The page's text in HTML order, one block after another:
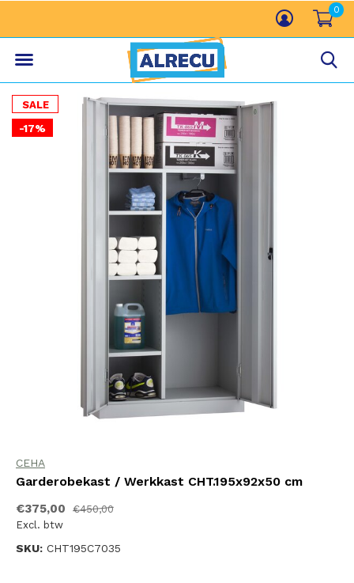
0
SALE
-17%
CEHA
Garderobekast / Werkkast CHT.195x92x50 cm
€375,00
€450,00
Excl. btw
SKU: CHT195C7035